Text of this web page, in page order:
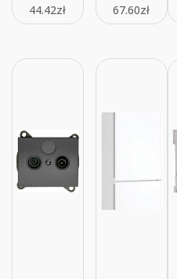
44.42zł 67.60zł